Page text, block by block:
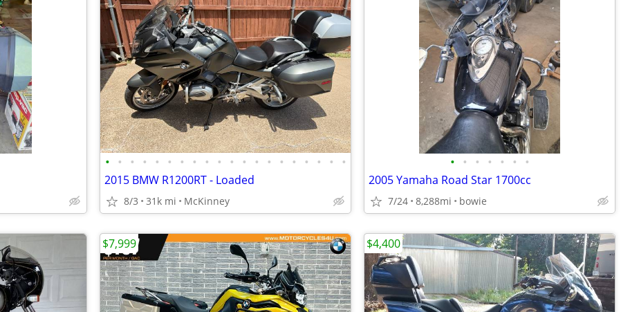
• • • • • • • • • • • • • • • • • • • •
2015 BMW R1200RT - Loaded
8/3 31k mi McKinney
• • • • • • •
2005 Yamaha Road Star 1700cc
7/24 8,288mi bowie
$7,999 $4,400